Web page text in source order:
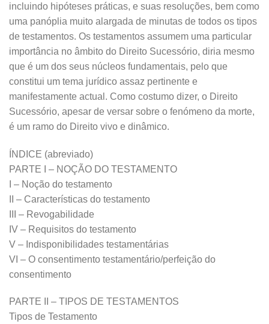
incluindo hipóteses práticas, e suas resoluções, bem como
uma panóplia muito alargada de minutas de todos os tipos
de testamentos. Os testamentos assumem uma particular
importância no âmbito do Direito Sucessório, diria mesmo
que é um dos seus núcleos fundamentais, pelo que
constitui um tema jurídico assaz pertinente e
manifestamente actual. Como costumo dizer, o Direito
Sucessório, apesar de versar sobre o fenómeno da morte,
é um ramo do Direito vivo e dinâmico.
ÍNDICE (abreviado)
PARTE I – NOÇÃO DO TESTAMENTO
I – Noção do testamento
II – Características do testamento
III – Revogabilidade
IV – Requisitos do testamento
V – Indisponibilidades testamentárias
VI – O consentimento testamentário/perfeição do
consentimento
PARTE II – TIPOS DE TESTAMENTOS
Tipos de Testamento